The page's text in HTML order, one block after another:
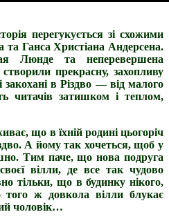
перегукується зі схожими
та Ганса Христіана Андерсена.
Люнде та неперевершена
прекрасну, захопливу
в Різдво — від малого
читачів затишком і теплом,
що в їхній родині цьогоріч
А йому так хочеться, щоб у
Тим паче, що нова подруга
вілли, де все так чудово
тільки, що в будинку нікого,
ж довкола вілли блукає
чоловік…